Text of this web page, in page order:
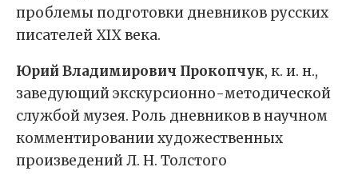
проблемы подготовки дневников русских
писателей XIX века.
Юрий Владимирович Прокопчук, к. и. н.,
заведующий экскурсионно-методической
службой музея. Роль дневников в научном
комментировании художественных
произведений Л. Н. Толстого